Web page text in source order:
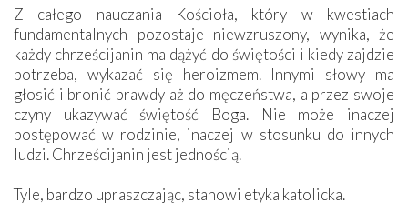
Z całego nauczania Kościoła, który w kwestiach
fundamentalnych pozostaje niewzruszony, wynika, że
każdy chrześcijanin ma dążyć do świętości i kiedy zajdzie
potrzeba, wykazać się heroizmem. Innymi słowy ma
głosić i bronić prawdy aż do męczeństwa, a przez swoje
czyny ukazywać świętość Boga. Nie może inaczej
postępować w rodzinie, inaczej w stosunku do innych
ludzi. Chrześcijanin jest jednością.
Tyle, bardzo upraszczając, stanowi etyka katolicka.